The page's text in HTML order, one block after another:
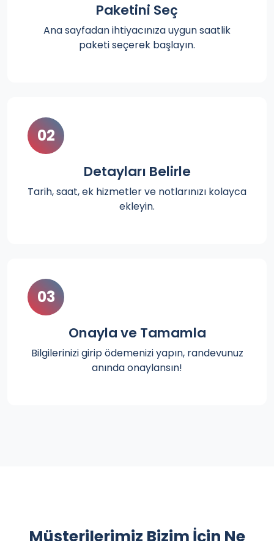
Paketini Seç
Ana sayfadan ihtiyacınıza uygun saatlik
paketi seçerek başlayın.
02
Detayları Belirle
Tarih, saat, ek hizmetler ve notlarınızı kolayca
ekleyin.
03
Onayla ve Tamamla
Bilgilerinizi girip ödemenizi yapın, randevunuz
anında onaylansın!
Müşterilerimiz Bizim İçin Ne